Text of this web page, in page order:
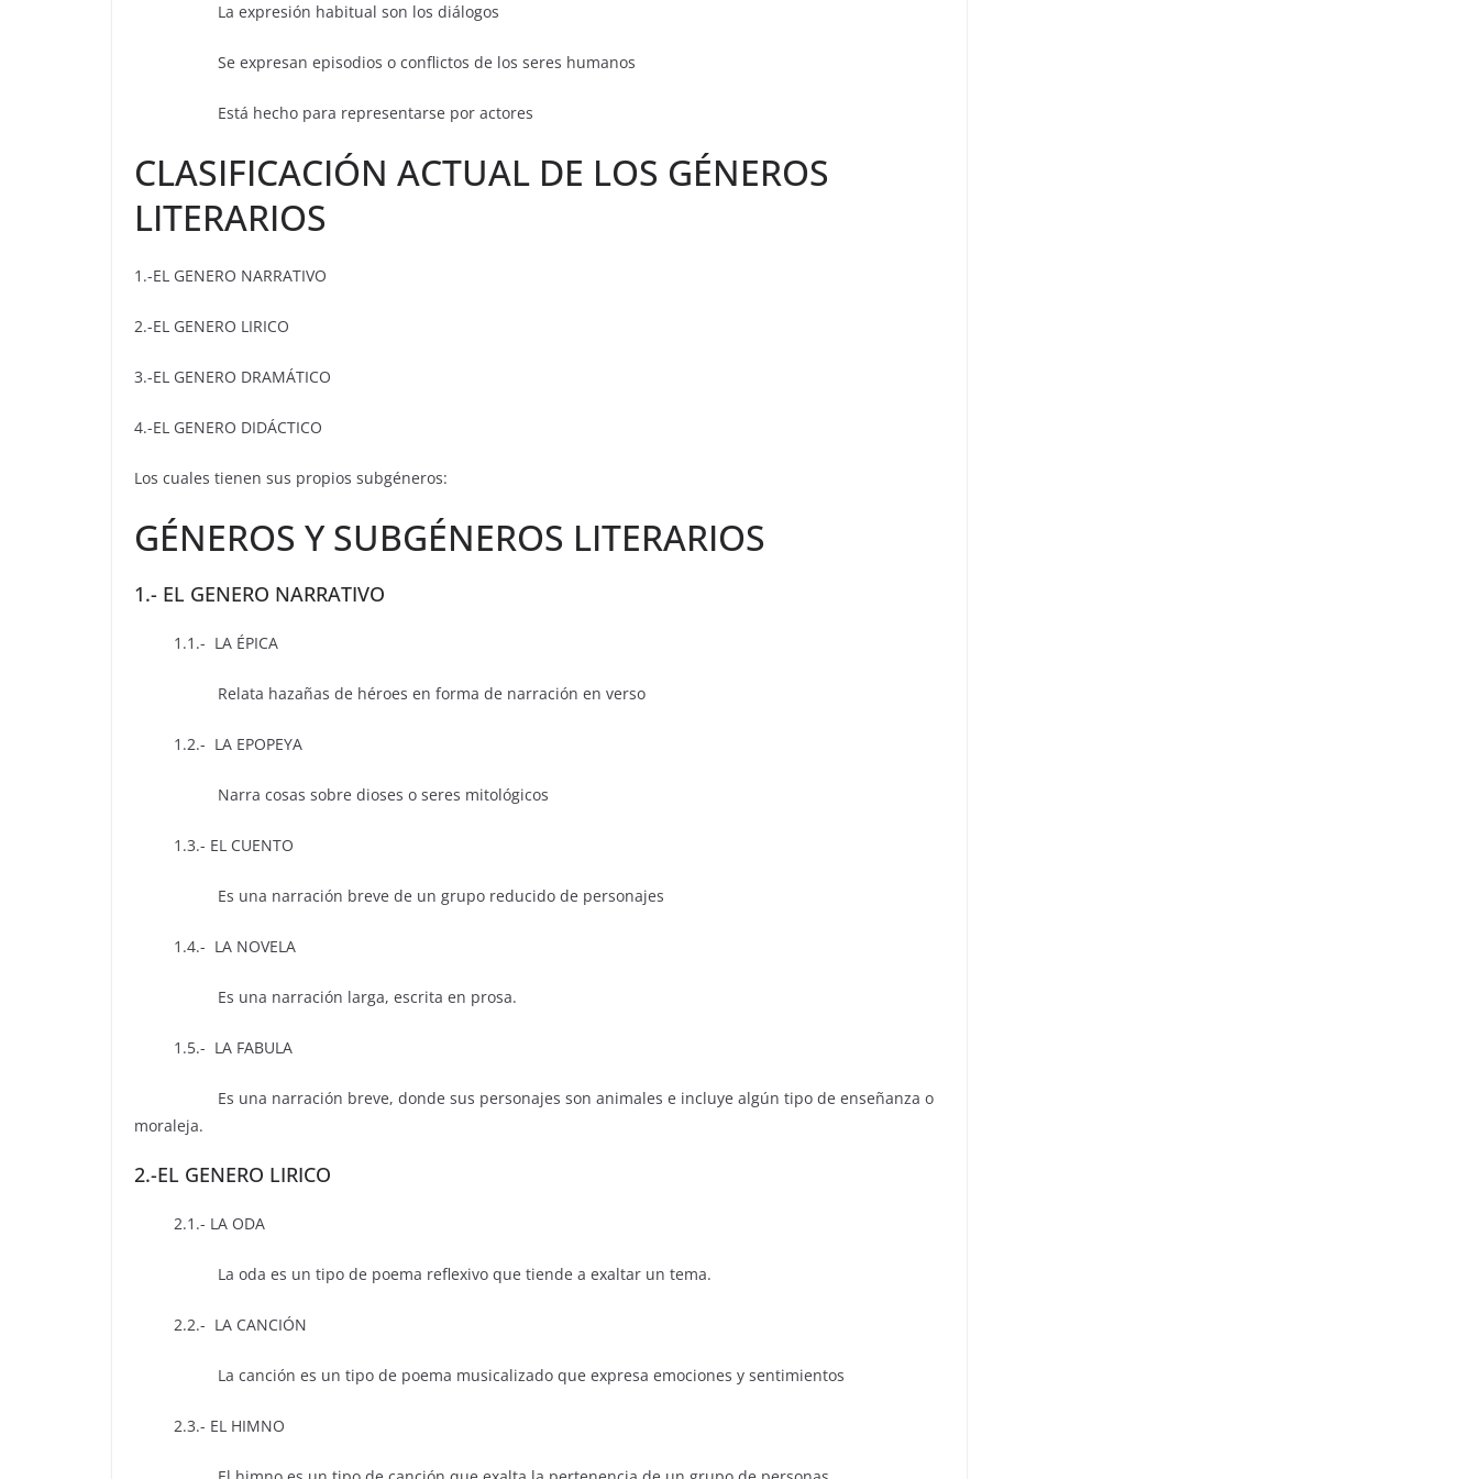
La expresión habitual son los diálogos
Se expresan episodios o conflictos de los seres humanos
Está hecho para representarse por actores
CLASIFICACIÓN ACTUAL DE LOS GÉNEROS
LITERARIOS
1.-EL GENERO NARRATIVO
2.-EL GENERO LIRICO
3.-EL GENERO DRAMÁTICO
4.-EL GENERO DIDÁCTICO
Los cuales tienen sus propios subgéneros:
GÉNEROS Y SUBGÉNEROS LITERARIOS
1.- EL GENERO NARRATIVO
1.1.- LA ÉPICA
Relata hazañas de héroes en forma de narración en verso
1.2.- LA EPOPEYA
Narra cosas sobre dioses o seres mitológicos
1.3.- EL CUENTO
Es una narración breve de un grupo reducido de personajes
1.4.- LA NOVELA
Es una narración larga, escrita en prosa.
1.5.- LA FABULA
Es una narración breve, donde sus personajes son animales e incluye algún tipo de enseñanza o
moraleja.
2.-EL GENERO LIRICO
2.1.- LA ODA
La oda es un tipo de poema reflexivo que tiende a exaltar un tema.
2.2.- LA CANCIÓN
La canción es un tipo de poema musicalizado que expresa emociones y sentimientos
2.3.- EL HIMNO